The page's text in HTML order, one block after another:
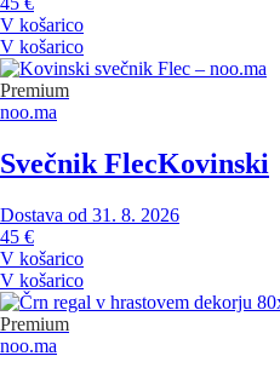
V košarico
V košarico
Premium
noo.ma
Svečnik FlecKovinski
Dostava od 31. 8. 2026
45 €
V košarico
V košarico
Premium
noo.ma